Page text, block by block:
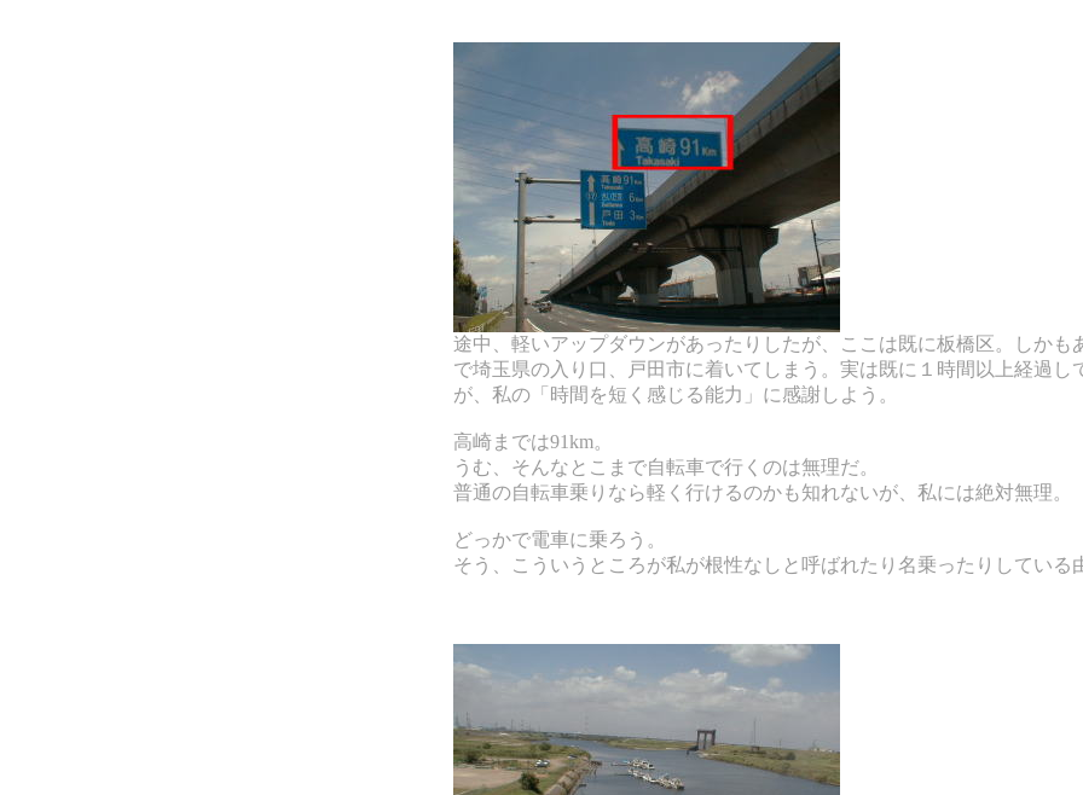
途中、軽いアップダウンがあったりしたが、ここは既に板橋区。しかも
で埼玉県の入り口、戸田市に着いてしまう。実は既に１時間以上経過し
が、私の「時間を短く感じる能力」に感謝しよう。
高崎までは91km。
うむ、そんなとこまで自転車で行くのは無理だ。
普通の自転車乗りなら軽く行けるのかも知れないが、私には絶対無理。
どっかで電車に乗ろう。
そう、こういうところが私が根性なしと呼ばれたり名乗ったりしている